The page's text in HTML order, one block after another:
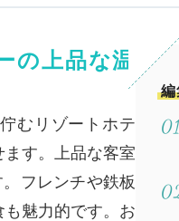
の上品な温
むリゾートホテ
す。上品な客室
フレンチや鉄板
魅力的です。お